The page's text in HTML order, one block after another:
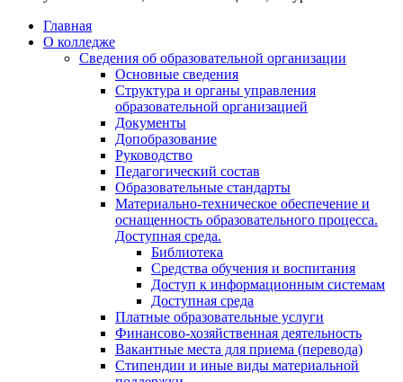
Главная
О колледже
Сведения об образовательной организации
Основные сведения
Структура и органы управления
образовательной организацией
Документы
Допобразование
Руководство
Педагогический состав
Образовательные стандарты
Материально-техническое обеспечение и
оснащенность образовательного процесса.
Доступная среда.
Библиотека
Средства обучения и воспитания
Доступ к информационным системам
Доступная среда
Платные образовательные услуги
Финансово-хозяйственная деятельность
Вакантные места для приема (перевода)
Стипендии и иные виды материальной